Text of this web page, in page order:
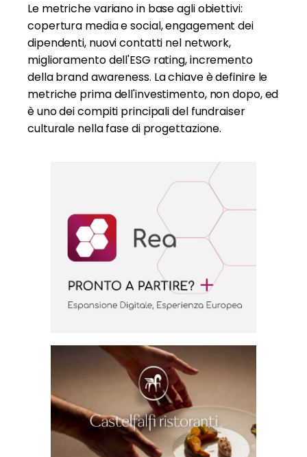
Le metriche variano in base agli obiettivi:
copertura media e social, engagement dei
dipendenti, nuovi contatti nel network,
miglioramento dell'ESG rating, incremento
della brand awareness. La chiave è definire le
metriche prima dell'investimento, non dopo, ed
è uno dei compiti principali del fundraiser
culturale nella fase di progettazione.